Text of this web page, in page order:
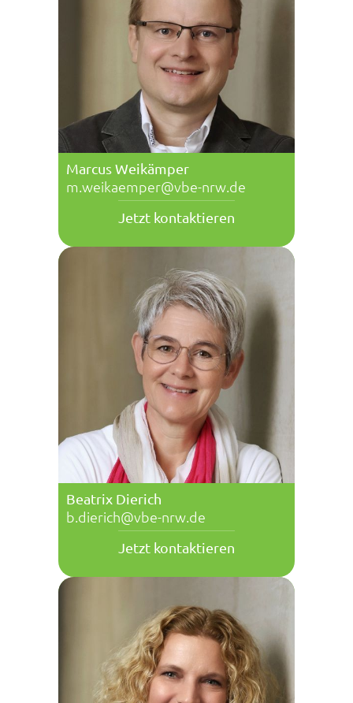
Marcus Weikämper
m.weikaemper@vbe-nrw.de
Jetzt kontaktieren
Beatrix Dierich
b.dierich@vbe-nrw.de
Jetzt kontaktieren